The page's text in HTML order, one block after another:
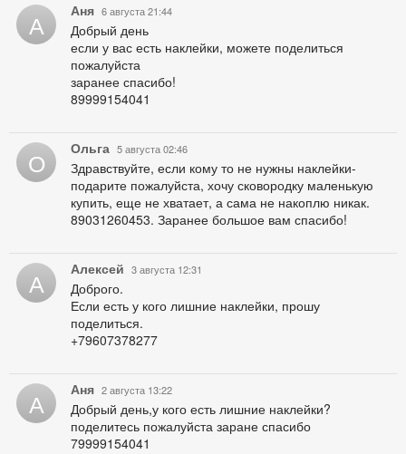
А Аня 6 августа 21:44
Добрый день
если у вас есть наклейки, можете поделиться
пожалуйста
заранее спасибо!
89999154041
О Ольга 5 августа 02:46
Здравствуйте, если кому то не нужны наклейки-
подарите пожалуйста, хочу сковородку маленькую
купить, еще не хватает, а сама не накоплю никак.
89031260453. Заранее большое вам спасибо!
А Алексей 3 августа 12:31
Доброго.
Если есть у кого лишние наклейки, прошу
поделиться.
+79607378277
А Аня 2 августа 13:22
Добрый день,у кого есть лишние наклейки?
поделитесь пожалуйста заране спасибо
79999154041